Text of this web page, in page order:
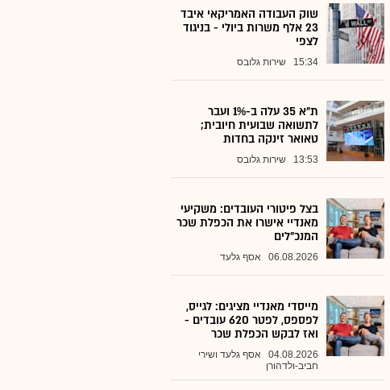
שוק העבודה האמריקאי איבד
23 אלף משרות ביולי - בניגוד
לצפי
15:34 שירות גלובס
ת"א 35 עלה ב-1% ועבר
לתשואה שבועית חיובית;
טאואר זינקה בחדות
13:53 שירות גלובס
בצל פיטורי העובדים: משקיעי
מאנדיי אישרו את הכפלת שכר
המנכ"לים
06.08.2026 אסף גלעד
מייסדי מאנדיי מציגים: לגייס,
לפספס, לפטר 620 עובדים -
ואז לבקש הכפלת שכר
04.08.2026
אסף גלעד ושירי
חביב-ולדהורן